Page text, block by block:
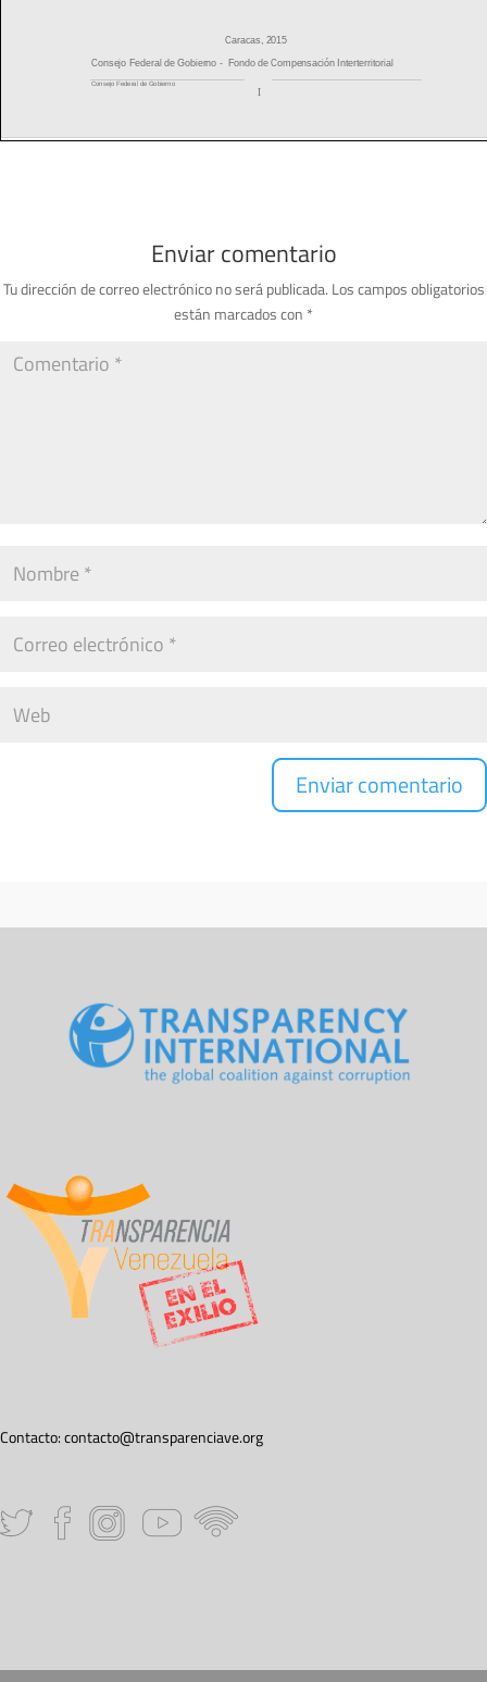
Enviar comentario
Tu dirección de correo electrónico no será publicada. Los campos obligatorios
están marcados con *
Contacto:contacto@transparenciave.org